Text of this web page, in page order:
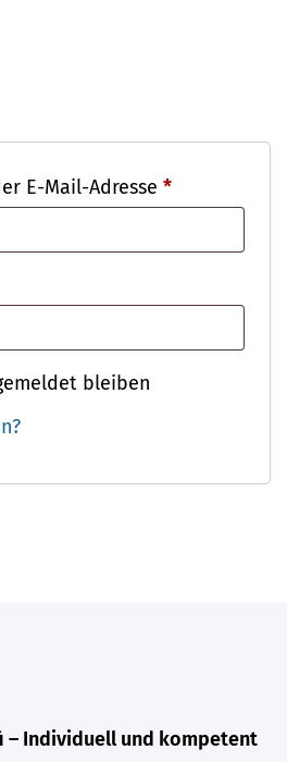
E-Mail-Adresse *Erforderlich
bleiben
– Individuell und kompetent